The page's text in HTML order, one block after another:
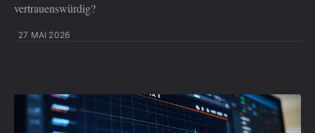
vertrauenswürdig?
27 MAI 2026